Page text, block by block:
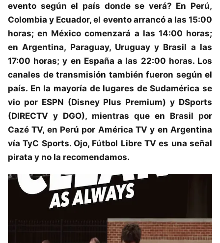
evento según el país donde se verá? En Perú,
Colombia y Ecuador, el evento arrancó a las 15:00
horas; en México comenzará a las 14:00 horas;
en Argentina, Paraguay, Uruguay y Brasil a las
17:00 horas; y en España a las 22:00 horas. Los
canales de transmisión también fueron según el
país. En la mayoría de lugares de Sudamérica se
vio por ESPN (Disney Plus Premium) y DSports
(DIRECTV y DGO), mientras que en Brasil por
Cazé TV, en Perú por América TV y en Argentina
vía TyC Sports. Ojo, Fútbol Libre TV es una señal
pirata y no la recomendamos.